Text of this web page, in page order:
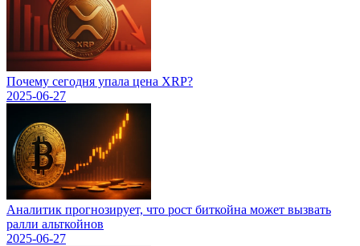
Почему сегодня упала цена XRP?
2025-06-27
Аналитик прогнозирует, что рост биткойна может вызвать
ралли альткойнов
2025-06-27